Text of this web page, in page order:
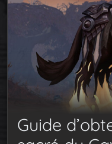
Guide